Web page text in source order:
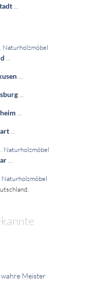
... Naturholzmöbel
... Naturholzmöbel
... Naturholzmöbel
Meister